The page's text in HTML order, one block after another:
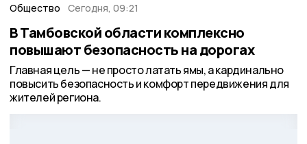
Общество Сегодня, 09:21
В Тамбовской области комплексно
повышают безопасность на дорогах
Главная цель — не просто латать ямы, а кардинально
повысить безопасность и комфорт передвижения для
жителей региона.